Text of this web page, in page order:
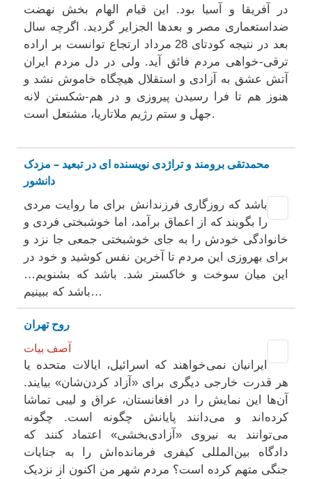
در آفریقا و آسیا بود. این قیام الهام بخش نهضت
ضداستعماری مصر و بعدها الجزایر گردید. اگرچه سال
بعد در نتیجه کودتای 28 مرداد ارتجاع توانست بر اراده
ترقی-خواهی مردم فائق آید. ولی در دل مردم ایران
آتش عشق به آزادی و استقلال هیچگاه خاموش نشد و
هنوز هم تا فرا رسیدن پیروزی و در هم-شکستن لانه
جهل و ستم رژیم ملاتاریا، مشتعل است.
محمدتقی برومند و تراژدی نویسنده ای در تبعید – مزدک
دانشور
باشد که روزگاری فرزندانش برای ما روایت مردی
را بگویند که از اعماق برآمد، اما خوشبختی فردی و
خانوادگی خودش را به جای خوشبختی جمعی جا نزد و
برای بهروزی این مردم تا آخرین نفس کوشید و خود در
این میان سوخت و خاکستر شد. باشد که بشنویم…
باشد که ببینیم…
روح تهران
آصف بیات
ایرانیان نمی‌خواهند که اسرائیل، ایالات متحده یا
هر قدرت خارجی دیگری برای «آزاد کردن‌شان» بیایند.
آن‌ها این نمایش را در افغانستان، عراق و لیبی تماشا
کرده‌اند و می‌دانند پایانش چگونه است. چگونه
می‌توانند به نیروی «آزادی‌بخشی» اعتماد کنند که
دادگاه بین‌المللی کیفری فرمانده‌اش را به جنایات
جنگی متهم کرده است؟ مردم شهر من اکنون از نزدیک